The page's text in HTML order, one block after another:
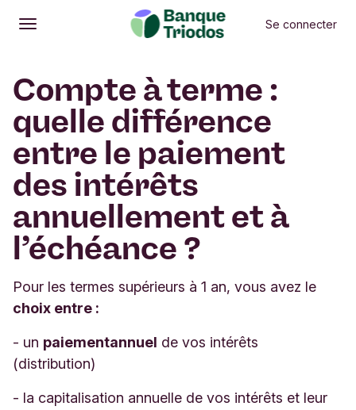
Ouvrir
Menu principal Se connecter
Compte à terme :
quelle différence
entre le paiement
des intérêts
annuellement et à
l’échéance ?
Pour les termes supérieurs à 1 an, vous avez le
choix entre :
- un paiementannuel de vos intérêts
(distribution)
- la capitalisation annuelle de vos intérêts et leur